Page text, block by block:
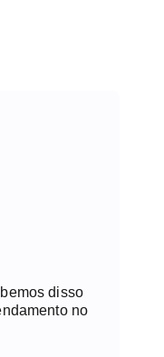
disso
no